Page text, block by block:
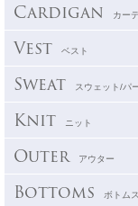
Cardigan カー
Vest ベスト
Sweat スウェット/パ
Knit ニット
Outer アウター
Bottoms ボトムス